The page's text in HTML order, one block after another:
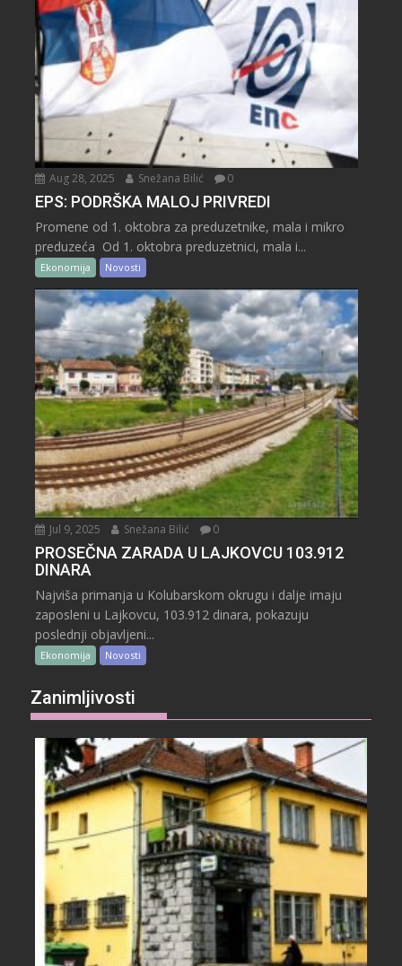
Aug 28, 2025 Snežana Bilić 0
EPS: PODRŠKA MALOJ PRIVREDI
Promene od 1. oktobra za preduzetnike, mala i mikro
preduzeća Od 1. oktobra preduzetnici, mala i...
Ekonomija Novosti
Jul 9, 2025 Snežana Bilić 0
PROSEČNA ZARADA U LAJKOVCU 103.912
DINARA
Najviša primanja u Kolubarskom okrugu i dalje imaju
zaposleni u Lajkovcu, 103.912 dinara, pokazuju
poslednji objavljeni...
Ekonomija Novosti
Zanimljivosti